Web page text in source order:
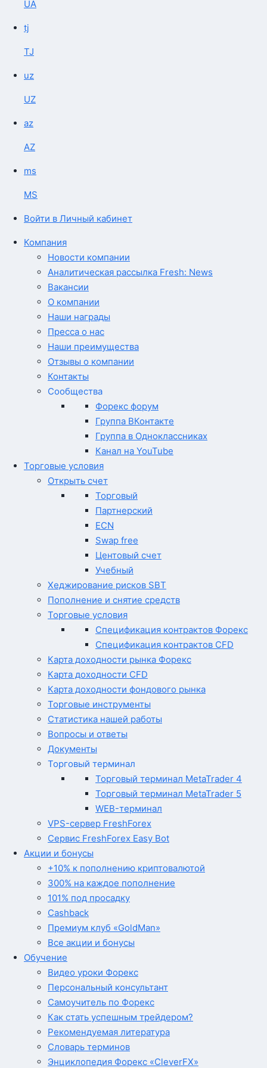
UA
tj
TJ
uz
UZ
az
AZ
ms
MS
Войти в Личный кабинет
Компания
Новости компании
Аналитическая рассылка Fresh: News
Вакансии
О компании
Наши награды
Пресса о нас
Наши преимущества
Отзывы о компании
Контакты
Сообщества
Форекс форум
Группа ВКонтакте
Группа в Одноклассниках
Канал на YouTube
Торговые условия
Открыть счет
Торговый
Партнерский
ECN
Swap free
Центовый счет
Учебный
Хеджирование рисков SBT
Пополнение и снятие средств
Торговые условия
Спецификация контрактов Форекс
Спецификация контрактов CFD
Карта доходности рынка Форекс
Карта доходности CFD
Карта доходности фондового рынка
Торговые инструменты
Статистика нашей работы
Вопросы и ответы
Документы
Торговый терминал
Торговый терминал MetaTrader 4
Торговый терминал MetaTrader 5
WEB-терминал
VPS-сервер FreshForex
Сервис FreshForex Easy Bot
Акции и бонусы
+10% к пополнению криптовалютой
300% на каждое пополнение
101% под просадку
Cashback
Премиум клуб «GoldMan»
Все акции и бонусы
Обучение
Видео уроки Форекс
Персональный консультант
Самоучитель по Форекс
Как стать успешным трейдером?
Рекомендуемая литература
Словарь терминов
Энциклопедия Форекс «CleverFX»